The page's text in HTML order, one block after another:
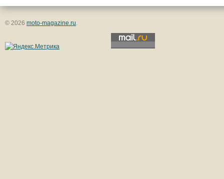
© 2026 moto-magazine.ru.